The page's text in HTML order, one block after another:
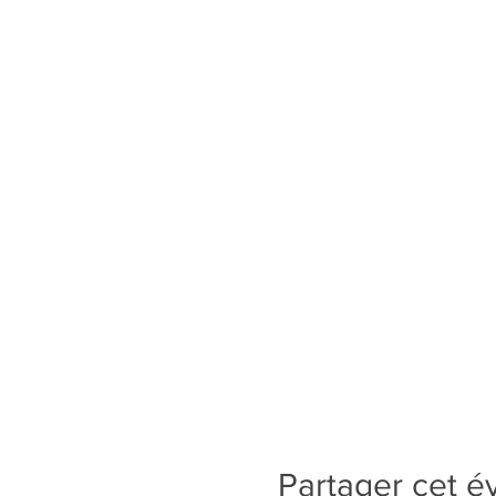
Partager cet